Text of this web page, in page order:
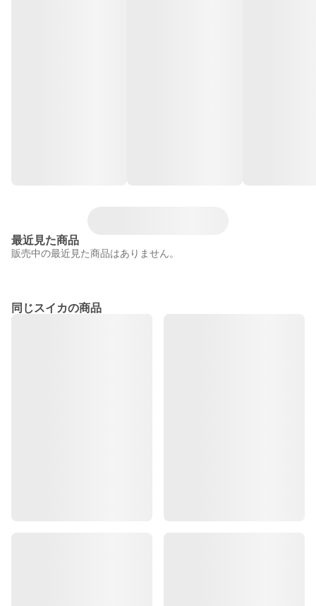
最近見た商品
販売中の最近見た商品はありません。
同じスイカの商品